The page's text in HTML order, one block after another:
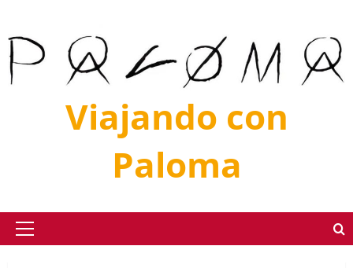
contenido
Viajando con
Paloma
Menú